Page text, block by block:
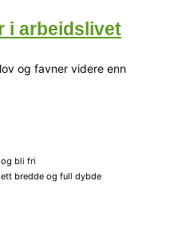
i arbeidslivet
og favner videre enn
og bli fri
bredde og full dybde